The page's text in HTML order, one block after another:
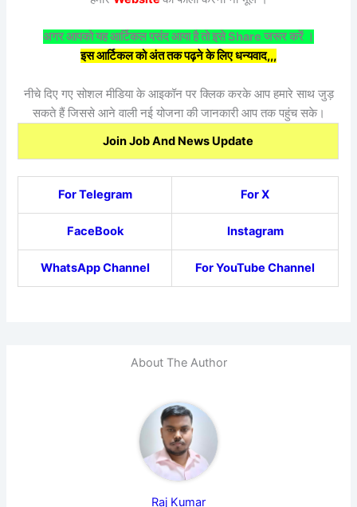
अगर आपको यह आर्टिकल पसंद आया है तो इसे Share जरूर करें ।
इस आर्टिकल को अंत तक पढ़ने के लिए धन्यवाद,,,
नीचे दिए गए सोशल मीडिया के आइकॉन पर क्लिक करके आप हमारे साथ जुड़
सकते हैं जिससे आने वाली नई योजना की जानकारी आप तक पहुंच सके।
Join Job And News Update
For Telegram For X
FaceBook Instagram
WhatsApp Channel For YouTube Channel
About The Author
Raj Kumar